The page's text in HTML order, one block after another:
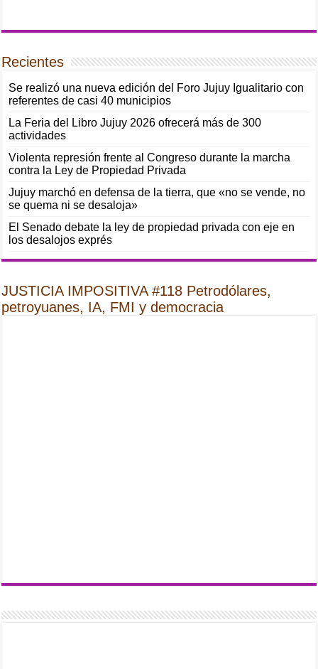
Recientes
Se realizó una nueva edición del Foro Jujuy Igualitario con
referentes de casi 40 municipios
La Feria del Libro Jujuy 2026 ofrecerá más de 300
actividades
Violenta represión frente al Congreso durante la marcha
contra la Ley de Propiedad Privada
Jujuy marchó en defensa de la tierra, que «no se vende, no
se quema ni se desaloja»
El Senado debate la ley de propiedad privada con eje en
los desalojos exprés
JUSTICIA IMPOSITIVA #118 Petrodólares,
petroyuanes, IA, FMI y democracia